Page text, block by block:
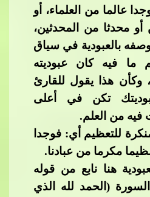
عالما من العلماء، أو
أو محدثا من المحدثين،
وصفه بالعبودية في سياق
ما فيه كان عبوديته
وكأن هذا يقول للقارئ
تكن في أعلى
فيه من العلم.
للتعظيم أي: فوجدا
مكرما من عبادنا.
هنا نابع من قوله
(الحمد لله الذي